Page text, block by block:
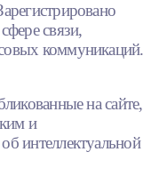
связи,
коммуникаций.
на сайте,
и
интеллектуальной